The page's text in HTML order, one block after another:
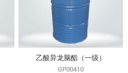
乙酸异龙脑酯（一级）
GP00410